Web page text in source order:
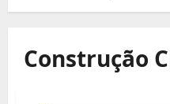
Construção